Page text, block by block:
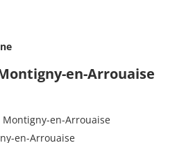
en-Arrouaise
Montigny-en-Arrouaise
en-Arrouaise